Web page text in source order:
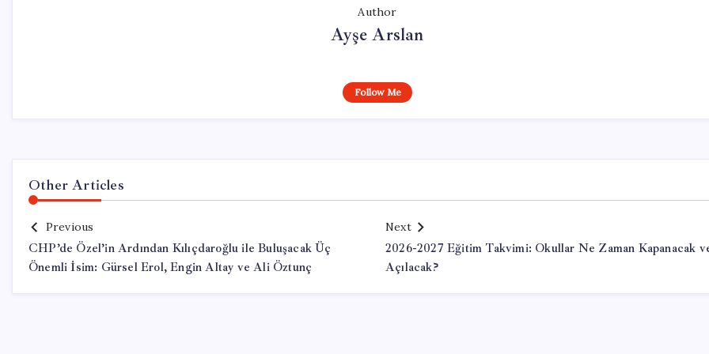
Author
Ayşe Arslan
Follow Me
Other Articles
Previous
CHP’de Özel’in Ardından Kılıçdaroğlu ile Buluşacak Üç
Önemli İsim: Gürsel Erol, Engin Altay ve Ali Öztunç
Next
2026-2027 Eğitim Takvimi: Okullar Ne Zaman Kapanacak
Açılacak?